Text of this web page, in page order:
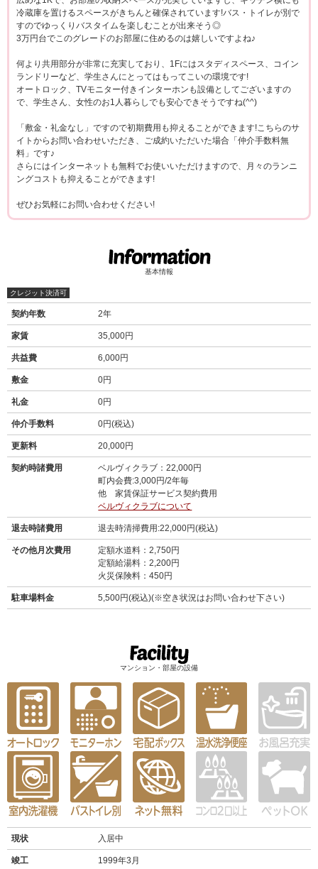
冷蔵庫を置けるスペースがきちんと確保されています!バス・トイレが別で
すのでゆっくりバスタイムを楽しむことが出来そう◎
3万円台でこのグレードのお部屋に住めるのは嬉しいですよね♪
何より共用部分が非常に充実しており、1Fにはスタディスペース、コイン
ランドリーなど、学生さんにとってはもってこいの環境です!
オートロック、TVモニター付きインターホンも設備としてございますの
で、学生さん、女性のお1人暮らしでも安心できそうですね(^^)
「敷金・礼金なし」ですので初期費用も抑えることができます!こちらのサ
イトからお問い合わせいただき、ご成約いただいた場合「仲介手数料無
料」です♪
さらにはインターネットも無料でお使いいただけますので、月々のランニ
ングコストも抑えることができます!
ぜひお気軽にお問い合わせください!
基本情報
クレジット決済可
契約年数 2年
家賃 35,000円
共益費 6,000円
敷金 0円
礼金 0円
仲介手数料 0円(税込)
更新料 20,000円
契約時諸費用
ベルヴィクラブ：22,000円
町内会費:3,000円/2年毎
他 家賃保証サービス契約費用
ベルヴィクラブについて
退去時諸費用 退去時清掃費用:22,000円(税込)
その他月次費用
定額水道料：2,750円
定額給湯料：2,200円
火災保険料：450円
駐車場料金 5,500円(税込)(※空き状況はお問い合わせ下さい)
マンション・部屋の設備
現状 入居中
竣工 1999年3月